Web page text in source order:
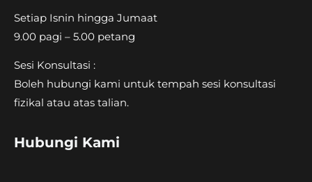
Setiap Isnin hingga Jumaat
9.00 pagi – 5.00 petang
Sesi Konsultasi :
Boleh hubungi kami untuk tempah sesi konsultasi
fizikal atau atas talian.
Hubungi Kami